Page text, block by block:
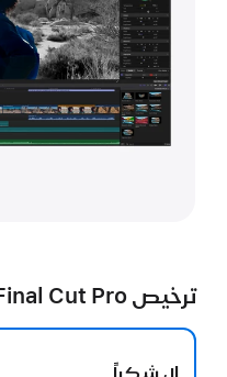
ترخيص Final Cut Pro